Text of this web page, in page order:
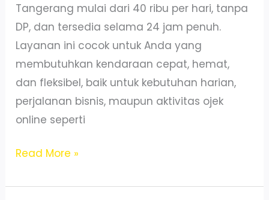
Tangerang mulai dari 40 ribu per hari, tanpa
DP, dan tersedia selama 24 jam penuh.
Layanan ini cocok untuk Anda yang
membutuhkan kendaraan cepat, hemat,
dan fleksibel, baik untuk kebutuhan harian,
perjalanan bisnis, maupun aktivitas ojek
online seperti
sewa
BSD
Read More »